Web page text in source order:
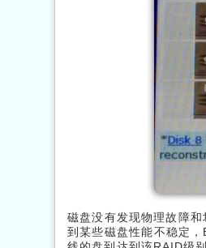
磁盘没有发现物理故障
到某些磁盘性能不稳定